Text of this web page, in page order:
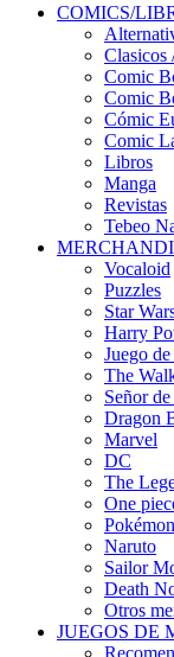
COMICS/
Clasicos
Comic
Comic
Cómic
Comic
Libros
Manga
Revistas
Tebeo
Vocaloid
Puzzles
Star
Harry
Juego
The
Señor
Dragon
Marvel
DC
The
One
Pokémon
Naruto
Sailor
Death
Otros
JUEGOS DE